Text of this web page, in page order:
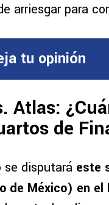
arriesgar para
tu opinión
Atlas:
de
se disputará este
de México) en el